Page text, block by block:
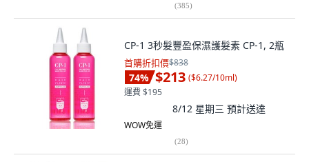
(385)
CP-1 3秒髮豐盈保濕護髮素 CP-1, 2瓶
首購折扣價$838
74% $213 ($6.27/10ml)
運費 $195
8/12 星期三 預計送達
WOW免運
(28)